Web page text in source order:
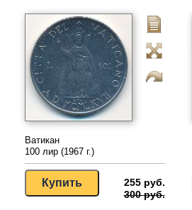
Ватикан
100 лир (1967 г.)
255 руб.
300 руб.